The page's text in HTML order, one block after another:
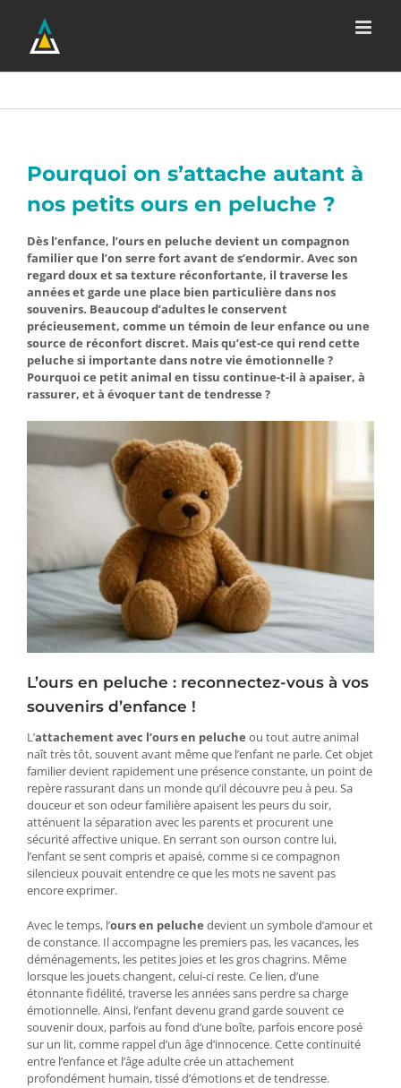
contenu
Pourquoi on s’attache autant à
nos petits ours en peluche ?
Dès l’enfance, l’ours en peluche devient un compagnon
familier que l’on serre fort avant de s’endormir. Avec son
regard doux et sa texture réconfortante, il traverse les
années et garde une place bien particulière dans nos
souvenirs. Beaucoup d’adultes le conservent
précieusement, comme un témoin de leur enfance ou une
source de réconfort discret. Mais qu’est-ce qui rend cette
peluche si importante dans notre vie émotionnelle ?
Pourquoi ce petit animal en tissu continue-t-il à apaiser, à
rassurer, et à évoquer tant de tendresse ?
L’ours en peluche : reconnectez-vous à vos
souvenirs d’enfance !
L’attachement avec l’ours en peluche ou tout autre animal
naît très tôt, souvent avant même que l’enfant ne parle. Cet objet
familier devient rapidement une présence constante, un point de
repère rassurant dans un monde qu’il découvre peu à peu. Sa
douceur et son odeur familière apaisent les peurs du soir,
atténuent la séparation avec les parents et procurent une
sécurité affective unique. En serrant son ourson contre lui,
l’enfant se sent compris et apaisé, comme si ce compagnon
silencieux pouvait entendre ce que les mots ne savent pas
encore exprimer.
Avec le temps, l’ours en peluche devient un symbole d’amour et
de constance. Il accompagne les premiers pas, les vacances, les
déménagements, les petites joies et les gros chagrins. Même
lorsque les jouets changent, celui-ci reste. Ce lien, d’une
étonnante fidélité, traverse les années sans perdre sa charge
émotionnelle. Ainsi, l’enfant devenu grand garde souvent ce
souvenir doux, parfois au fond d’une boîte, parfois encore posé
sur un lit, comme rappel d’un âge d’innocence. Cette continuité
entre l’enfance et l’âge adulte crée un attachement
profondément humain, tissé d’émotions et de tendresse.